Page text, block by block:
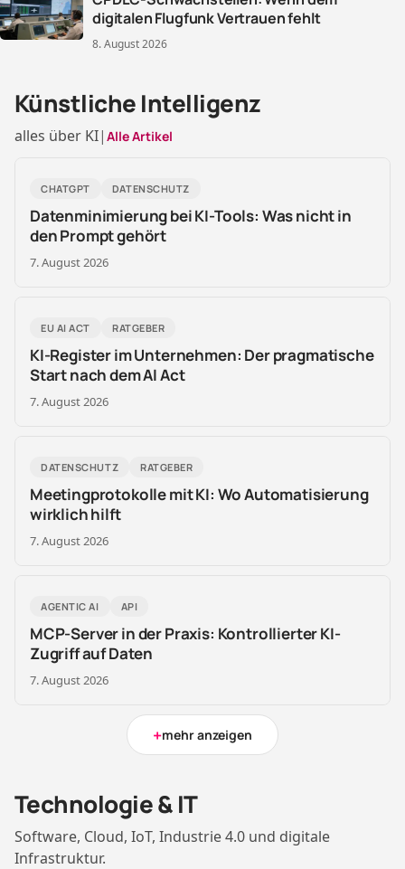
digitalen Flugfunk Vertrauen fehlt
8. August 2026
Künstliche Intelligenz
alles über KI| Alle Artikel
CHATGPT DATENSCHUTZ
Datenminimierung bei KI-Tools: Was nicht in
den Prompt gehört
7. August 2026
EU AI ACT RATGEBER
KI-Register im Unternehmen: Der pragmatische
Start nach dem AI Act
7. August 2026
DATENSCHUTZ RATGEBER
Meetingprotokolle mit KI: Wo Automatisierung
wirklich hilft
7. August 2026
AGENTIC AI API
MCP-Server in der Praxis: Kontrollierter KI-
Zugriff auf Daten
7. August 2026
+mehr anzeigen
Technologie & IT
Software, Cloud, IoT, Industrie 4.0 und digitale
Infrastruktur.